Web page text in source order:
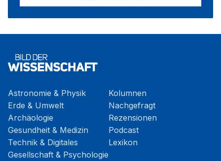
Astronomie & Physik
Erde & Umwelt
Archäologie
Gesundheit & Medizin
Technik & Digitales
Gesellschaft & Psychologie
Kolumnen
Nachgefragt
Rezensionen
Podcast
Lexikon